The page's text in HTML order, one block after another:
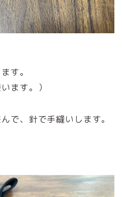
す。
ます。）
で、針で手縫いします。